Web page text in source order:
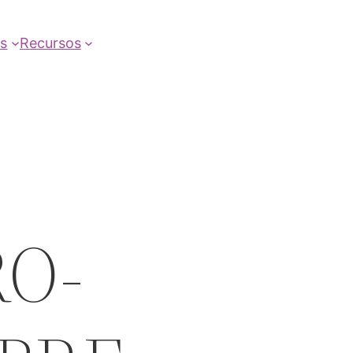
Recursos